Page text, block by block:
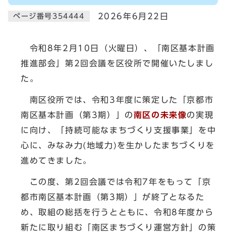
ページ番号354444 2026年6月22日
令和8年2月10日（火曜日）、「南区基本計画
推進部会」第2回会議を区役所で開催いたしまし
た。
南区役所では、令和3年度に策定した「京都市
南区基本計画（第3期）」の南区の未来像の実現
に向け、「持続可能なまちづくり支援事業」を中
心に、みなみ力(地域力)を生かしたまちづくりを
進めてきました。
この度、第2回会議では令和7年をもって「京
都市南区基本計画（第3期）」が終了となるた
め、取組の総括を行うとともに、令和8年度から
新たに取り組む「南区まちづくり運営方針」の策